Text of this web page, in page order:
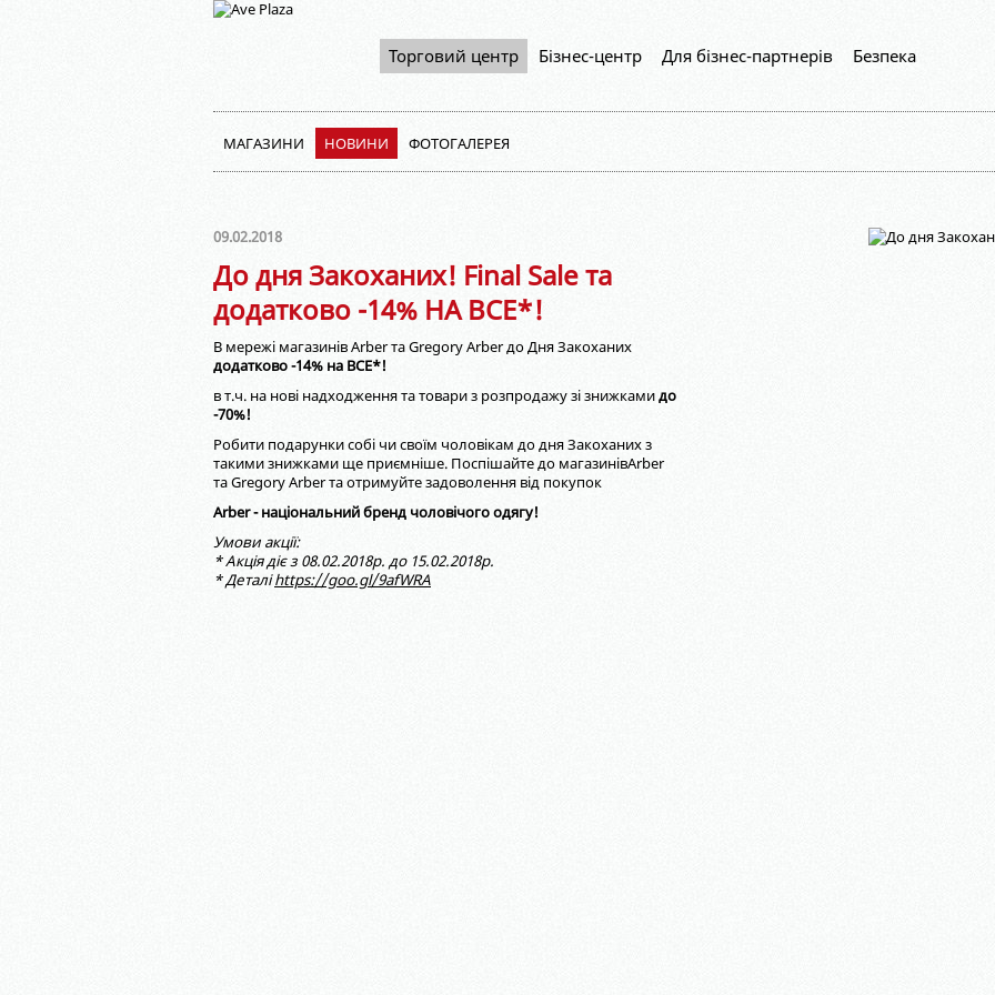
Торговий центр Бізнес-центр Для бізнес-партнерів Безпека
МАГАЗИНИ НОВИНИ ФОТОГАЛЕРЕЯ
09.02.2018
До дня Закоханих! Final Sale та
додатково -14% НА ВСЕ*!
В мережі магазинів Arber та Gregory Arber до Дня Закоханих
додатково -14% на ВСЕ*!
в т.ч. на нові надходження та товари з розпродажу зі знижкамидо
-70%!
Робити подарунки собі чи своїм чоловікам до дня Закоханих з
такими знижками ще приємніше. Поспішайте до магазинівArber
та Gregory Arber та отримуйте задоволення від покупок
Arber - національний бренд чоловічого одягу!
Умови акції:
* Акція діє з 08.02.2018р. до 15.02.2018р.
* Деталіhttps://goo.gl/9afWRA